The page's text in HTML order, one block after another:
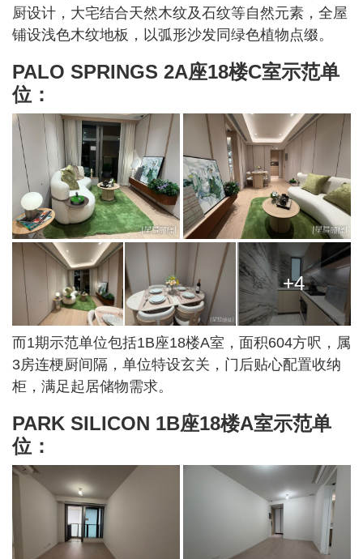
厨设计，大宅结合天然木纹及石纹等自然元素，全屋
铺设浅色木纹地板，以弧形沙发同绿色植物点缀。
PALO SPRINGS 2A座18楼C室示范单
位：
+4
而1期示范单位包括1B座18楼A室，面积604方呎，属
3房连梗厨间隔，单位特设玄关，门后贴心配置收纳
柜，满足起居储物需求。
PARK SILICON 1B座18楼A室示范单
位：